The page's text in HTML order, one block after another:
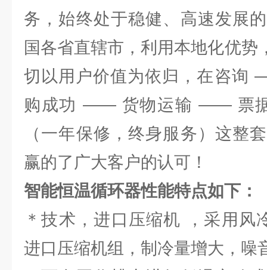
务，始终处于稳健、高速发展
国各省直辖市，利用本地化优势
切以用户价值为依归，在咨
购成功 —— 货物运输 —— 票
（一年保修，终身服务）这整
赢的了广大客户的认可！
智能恒温循环器性能特点如下：
＊技术，进口压缩机 ，采用风
进口压缩机组，制冷量增大，噪